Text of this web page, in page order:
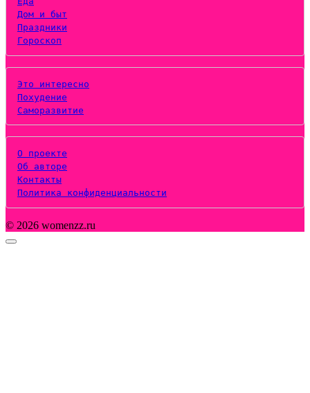
Дом и быт
Праздники
Гороскоп
Это интересно
Похудение
Саморазвитие
О проекте
Об авторе
Контакты
Политика конфиденциальности
© 2026 womenzz.ru